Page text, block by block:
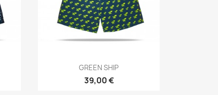
Aperçu rapide
GREEN SHIP
39,00 €